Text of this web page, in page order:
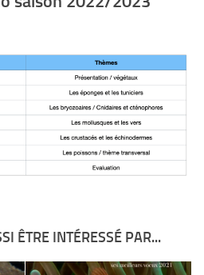
ÊTRE INTÉRESSÉ PAR...